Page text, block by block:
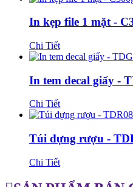
In kẹp file 1 mặt -
Chi Tiết
In tem decal giấy -
Chi Tiết
Túi đựng rượu -
Chi Tiết